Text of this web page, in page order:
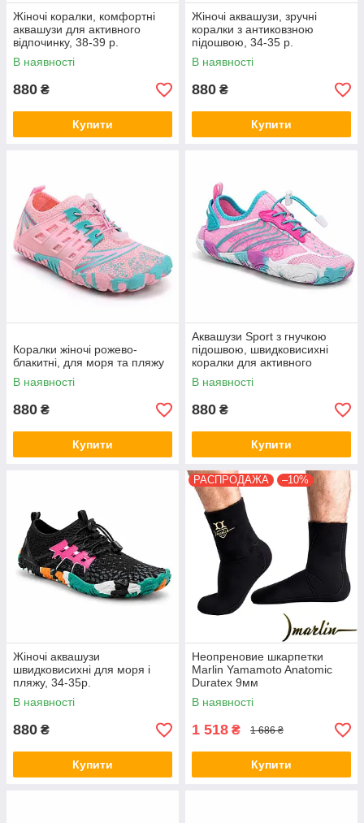
Жіночі коралки, комфортні
аквашузи для активного
відпочинку, 38-39 р.
В наявності
880 ₴
Купити
Жіночі аквашузи, зручні
коралки з антиковзною
підошвою, 34-35 р.
В наявності
880 ₴
Купити
Коралки жіночі рожево-
блакитні, для моря та пляжу
В наявності
880 ₴
Купити
Аквашузи Sport з гнучкою
підошвою, швидковисихні
коралки для активного
відпочинку
В наявності
880 ₴
Купити
Жіночі аквашузи
швидковисихні для моря і
пляжу, 34-35р.
В наявності
880 ₴
Купити
РАСПРОДАЖА –10%
Неопреновие шкарпетки
Marlin Yamamoto Anatomic
Duratex 9мм
В наявності
1 518 ₴ 1 686 ₴
Купити